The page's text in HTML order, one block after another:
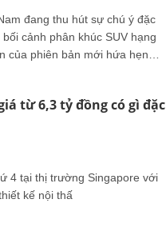
đang thu hút sự chú ý đặc
cảnh phân khúc SUV hạng
của phiên bản mới hứa hẹn
từ 6,3 tỷ đồng có gì đặc
4 tại thị trường Singapore với
kế nội thấ